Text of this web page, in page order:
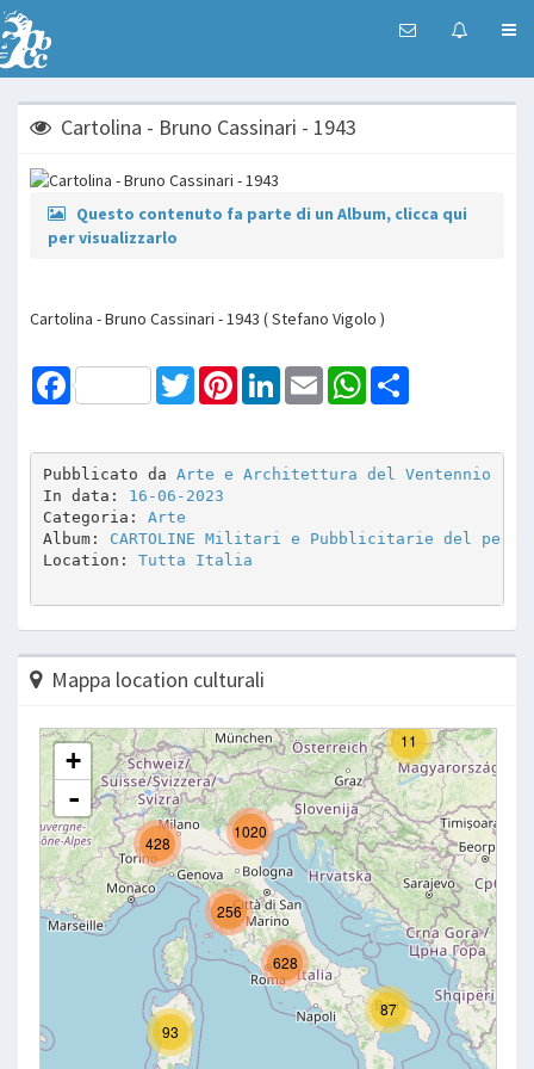
Cartolina - Bruno Cassinari - 1943
Questo contenuto fa parte di un Album, clicca qui
per visualizzarlo
Cartolina - Bruno Cassinari - 1943 ( Stefano Vigolo )
Facebook TwitterPinterestLinkedInEmail WhatsApp
Pubblicato da Arte e Architettura del Ventennio
In data: 16-06-2023
Categoria: Arte
Album: CARTOLINE Militari e Pubblicitarie del
Location: Tutta Italia
Mappa location culturali